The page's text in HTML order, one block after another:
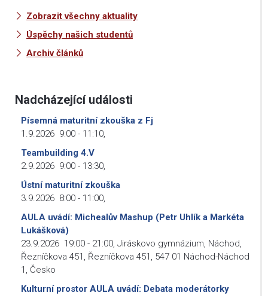
Zobrazit všechny aktuality
Úspěchy našich studentů
Archiv článků
Nadcházející události
Písemná maturitní zkouška z Fj
1.9.2026 9:00 - 11:10,
Teambuilding 4.V
2.9.2026 9:00 - 13:30,
Ústní maturitní zkouška
3.9.2026 8:00 - 11:00,
AULA uvádí: Michealův Mashup (Petr Uhlík a Markéta
Lukášková)
23.9.2026 19:00 - 21:00, Jiráskovo gymnázium, Náchod,
Řezníčkova 451, Řezníčkova 451, 547 01 Náchod-Náchod
1, Česko
Kulturní prostor AULA uvádí: Debata moderátorky